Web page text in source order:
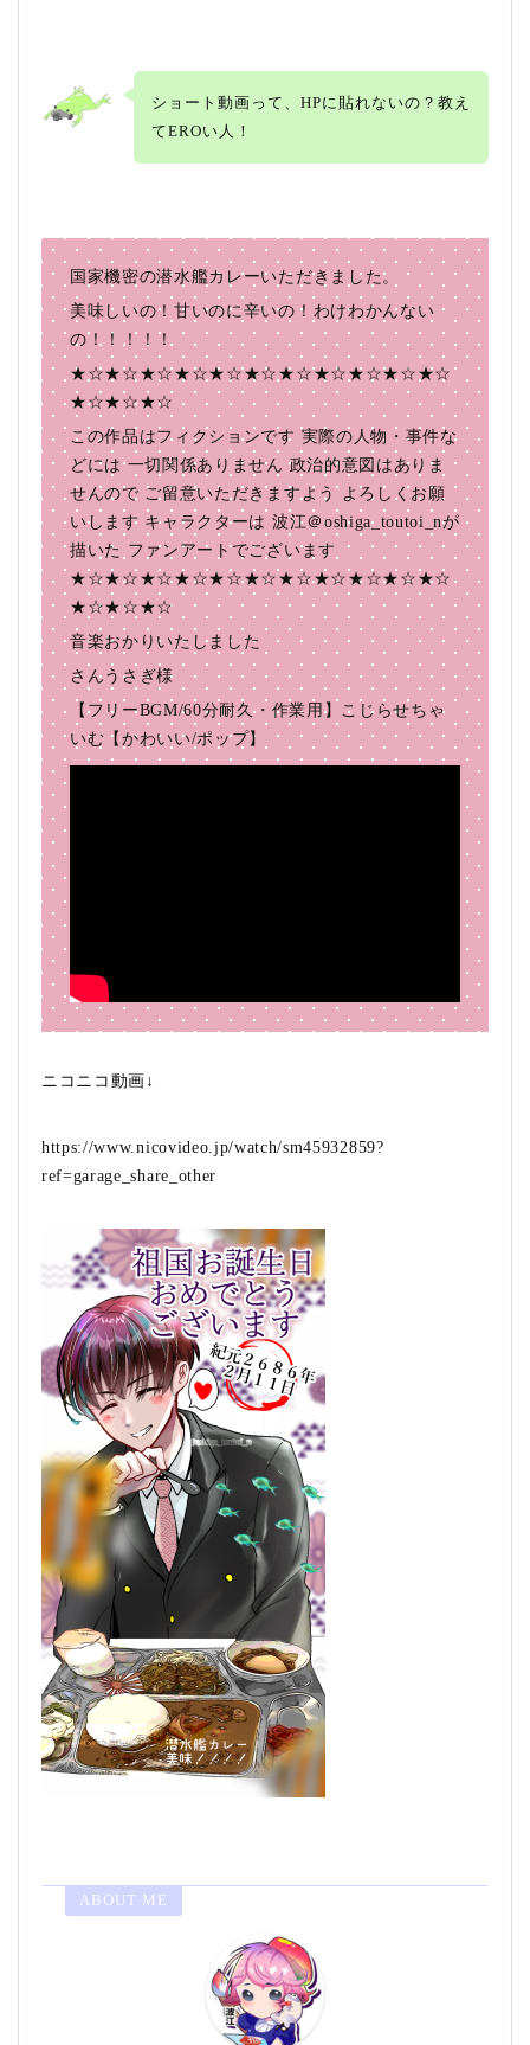
ショート動画って、HPに貼れないの？教え
てEROい人！
国家機密の潜水艦カレーいただきました。
美味しいの！甘いのに辛いの！わけわかんない
の！！！！！
★☆★☆★☆★☆★☆★☆★☆★☆★☆★☆★☆
★☆★☆★☆
この作品はフィクションです 実際の人物・事件な
どには 一切関係ありません 政治的意図はありま
せんので ご留意いただきますよう よろしくお願
いします キャラクターは 波江＠oshiga_toutoi_nが
描いた ファンアートでございます
★☆★☆★☆★☆★☆★☆★☆★☆★☆★☆★☆
★☆★☆★☆
音楽おかりいたしました
さんうさぎ様
【フリーBGM/60分耐久・作業用】こじらせちゃ
いむ【かわいい/ポップ】
ニコニコ動画↓
https://www.nicovideo.jp/watch/sm45932859?
ref=garage_share_other
ABOUT ME